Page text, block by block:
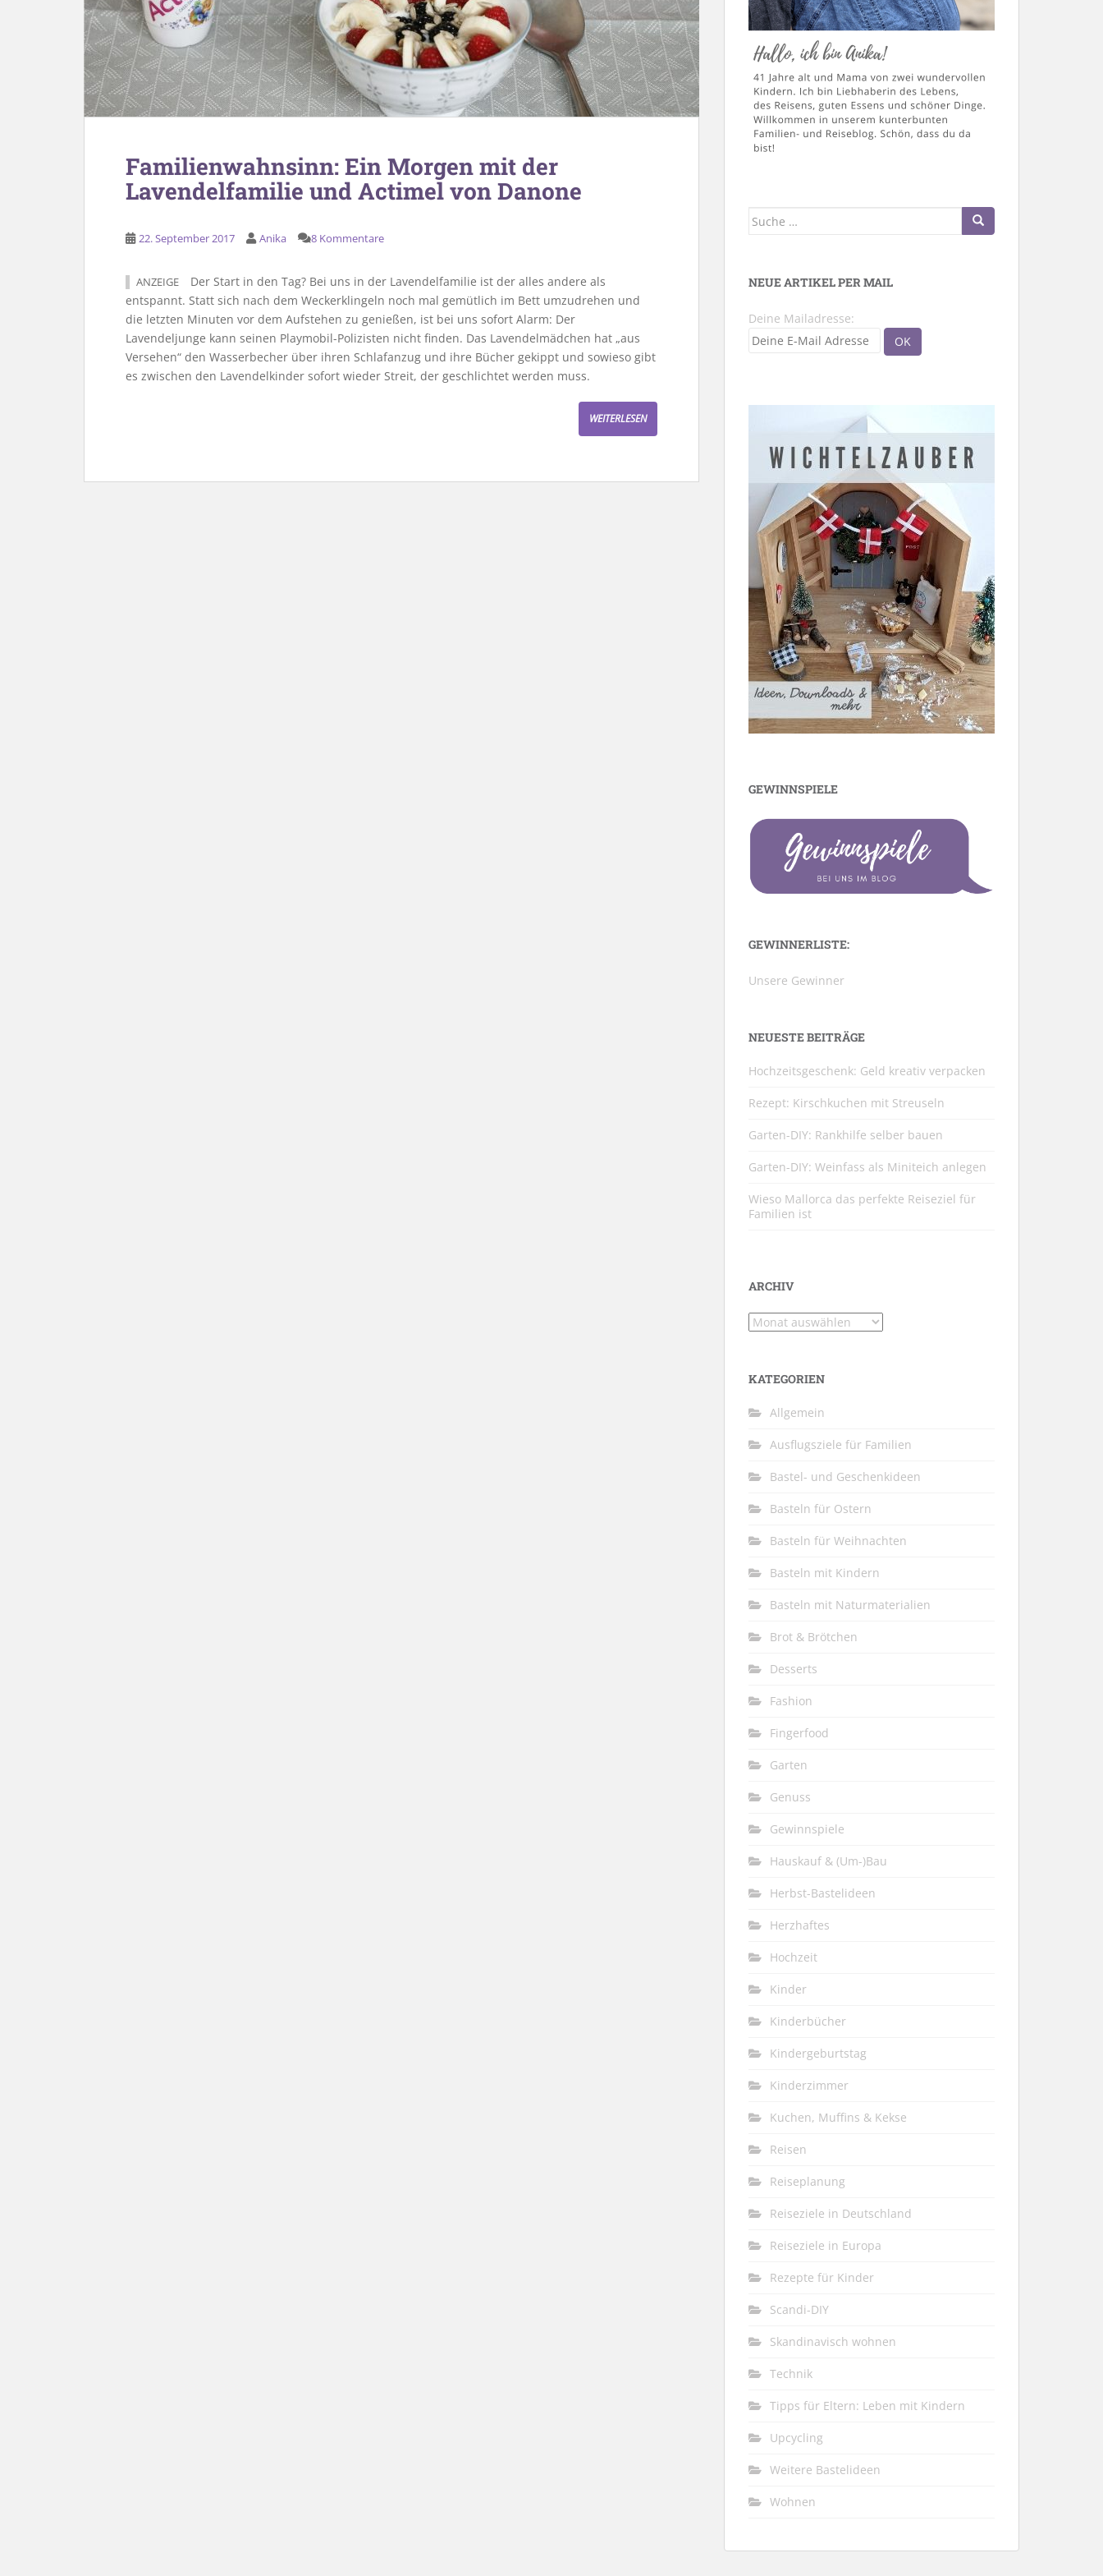
Familienwahnsinn: Ein Morgen mit der
Lavendelfamilie und Actimel von Danone
22. September 2017 Anika 8 Kommentare
ANZEIGE
Der Start in den Tag? Bei uns in der Lavendelfamilie ist der alles andere als
entspannt. Statt sich nach dem Weckerklingeln noch mal gemütlich im Bett umzudrehen und
die letzten Minuten vor dem Aufstehen zu genießen, ist bei uns sofort Alarm: Der
Lavendeljunge kann seinen Playmobil-Polizisten nicht finden. Das Lavendelmädchen hat „aus
Versehen“ den Wasserbecher über ihren Schlafanzug und ihre Bücher gekippt und sowieso gibt
es zwischen den Lavendelkinder sofort wieder Streit, der geschlichtet werden muss.
WEITERLESEN
Suche
NEUE ARTIKEL PER MAIL
Deine Mailadresse:
GEWINNSPIELE
GEWINNERLISTE:
Unsere Gewinner
NEUESTE BEITRÄGE
Hochzeitsgeschenk: Geld kreativ verpacken
Rezept: Kirschkuchen mit Streuseln
Garten-DIY: Rankhilfe selber bauen
Garten-DIY: Weinfass als Miniteich anlegen
Wieso Mallorca das perfekte Reiseziel für
Familien ist
ARCHIV
Archiv
KATEGORIEN
Allgemein
Ausflugsziele für Familien
Bastel- und Geschenkideen
Basteln für Ostern
Basteln für Weihnachten
Basteln mit Kindern
Basteln mit Naturmaterialien
Brot & Brötchen
Desserts
Fashion
Fingerfood
Garten
Genuss
Gewinnspiele
Hauskauf & (Um-)Bau
Herbst-Bastelideen
Herzhaftes
Hochzeit
Kinder
Kinderbücher
Kindergeburtstag
Kinderzimmer
Kuchen, Muffins & Kekse
Reisen
Reiseplanung
Reiseziele in Deutschland
Reiseziele in Europa
Rezepte für Kinder
Scandi-DIY
Skandinavisch wohnen
Technik
Tipps für Eltern: Leben mit Kindern
Upcycling
Weitere Bastelideen
Wohnen